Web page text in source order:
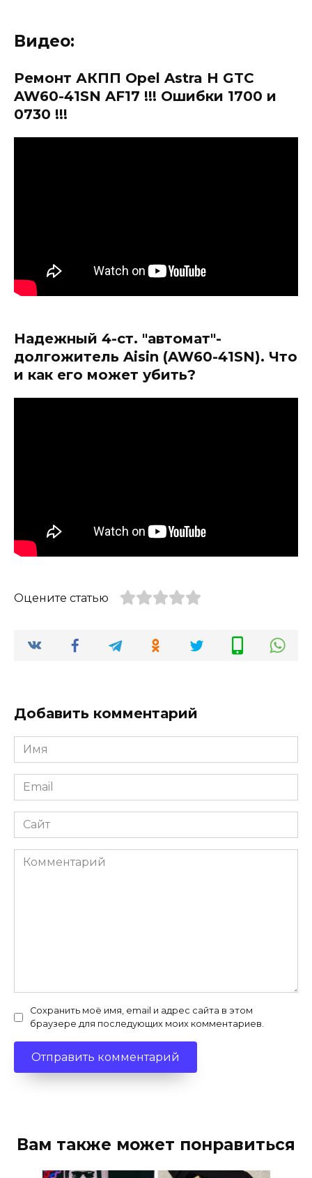
Видео:
Ремонт АКПП Opel Astra H GTC
AW60-41SN AF17 !!! Ошибки 1700 и
0730 !!!
Надежный 4-ст. "автомат"-
долгожитель Aisin (AW60-41SN). Что
и как его может убить?
Оцените статью
Добавить комментарий
Имя
*
Email
*
Сайт
Комментарий
Сохранить моё имя, email и адрес сайта в этом
браузере для последующих моих комментариев.
Вам также может понравиться